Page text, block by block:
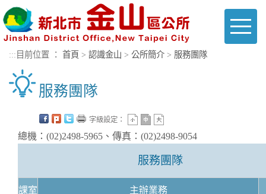
進入內容區塊
Toggle
::: 目前位置 ： 首頁 > 認識金山 > 公所簡介 > 服務團隊
服務團隊
字級設定：
總機：(02)2498-5965、傳真：(02)2498-9054
服務團隊
課室 主辦業務